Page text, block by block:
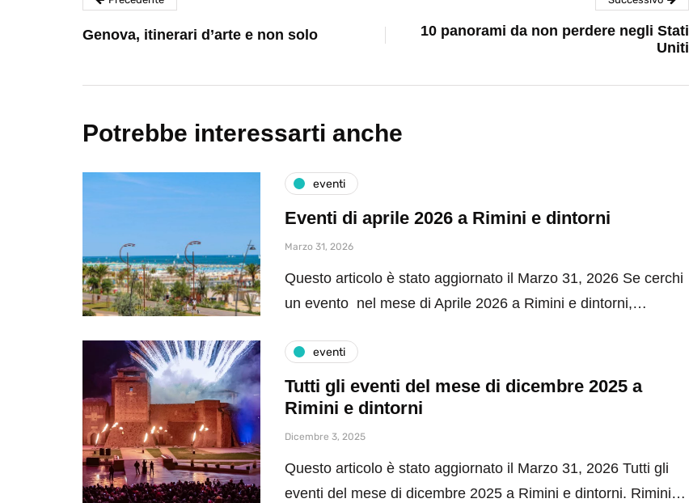
Genova, itinerari d’arte e non solo
10 panorami da non perdere negli Stati
Uniti
Potrebbe interessarti anche
eventi
Eventi di aprile 2026 a Rimini e dintorni
Marzo 31, 2026
Questo articolo è stato aggiornato il Marzo 31, 2026 Se cerchi
un evento nel mese di Aprile 2026 a Rimini e dintorni,…
eventi
Tutti gli eventi del mese di dicembre 2025 a
Rimini e dintorni
Dicembre 3, 2025
Questo articolo è stato aggiornato il Marzo 31, 2026 Tutti gli
eventi del mese di dicembre 2025 a Rimini e dintorni. Rimini…